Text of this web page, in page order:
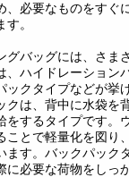
、必要なものをすぐ
。
グバッグには、さま
、ハイドレーション
ックタイプなどが挙
クは、背中に水袋を
をするタイプです。
ことで軽量化を図り
ます。バックパック
に必要な荷物をしっ